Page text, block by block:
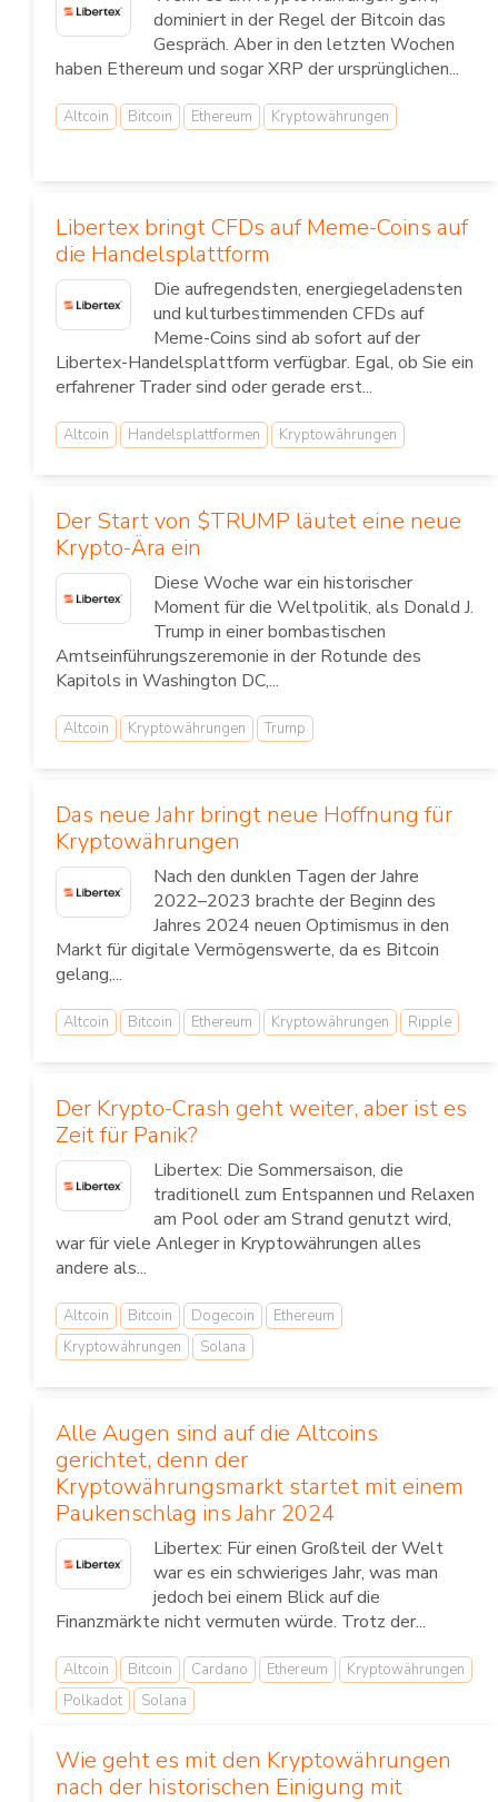
dominiert in der Regel der Bitcoin das
Gespräch. Aber in den letzten Wochen
haben Ethereum und sogar XRP der ursprünglichen...
Altcoin Bitcoin Ethereum Kryptowährungen
Libertex bringt CFDs auf Meme-Coins auf
die Handelsplattform
Die aufregendsten, energiegeladensten
und kulturbestimmenden CFDs auf
Meme-Coins sind ab sofort auf der
Libertex-Handelsplattform verfügbar. Egal, ob Sie ein
erfahrener Trader sind oder gerade erst...
Altcoin Handelsplattformen Kryptowährungen
Der Start von $TRUMP läutet eine neue
Krypto-Ära ein
Diese Woche war ein historischer
Moment für die Weltpolitik, als Donald J.
Trump in einer bombastischen
Amtseinführungszeremonie in der Rotunde des
Kapitols in Washington DC,...
Altcoin Kryptowährungen Trump
Das neue Jahr bringt neue Hoffnung für
Kryptowährungen
Nach den dunklen Tagen der Jahre
2022–2023 brachte der Beginn des
Jahres 2024 neuen Optimismus in den
Markt für digitale Vermögenswerte, da es Bitcoin
gelang,...
Altcoin Bitcoin Ethereum Kryptowährungen Ripple
Der Krypto-Crash geht weiter, aber ist es
Zeit für Panik?
Libertex: Die Sommersaison, die
traditionell zum Entspannen und Relaxen
am Pool oder am Strand genutzt wird,
war für viele Anleger in Kryptowährungen alles
andere als...
Altcoin Bitcoin Dogecoin
Ethereum
Kryptowährungen
Solana
Alle Augen sind auf die Altcoins
gerichtet, denn der
Kryptowährungsmarkt startet mit einem
Paukenschlag ins Jahr 2024
Libertex: Für einen Großteil der Welt
war es ein schwieriges Jahr, was man
jedoch bei einem Blick auf die
Finanzmärkte nicht vermuten würde. Trotz der...
Altcoin Bitcoin Cardano Ethereum
Kryptowährungen
Polkadot
Solana
Wie geht es mit den Kryptowährungen
nach der historischen Einigung mit